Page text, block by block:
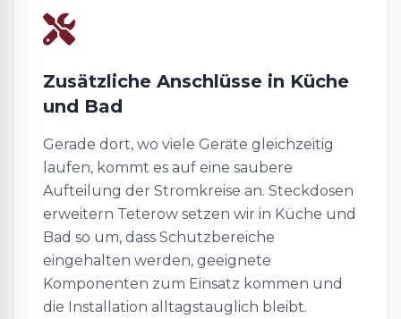
Zusätzliche Anschlüsse in Küche
und Bad
Gerade dort, wo viele Geräte gleichzeitig
laufen, kommt es auf eine saubere
Aufteilung der Stromkreise an. Steckdosen
erweitern Teterow setzen wir in Küche und
Bad so um, dass Schutzbereiche
eingehalten werden, geeignete
Komponenten zum Einsatz kommen und
die Installation alltagstauglich bleibt.